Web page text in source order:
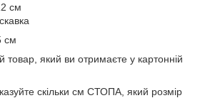
см
см
який ви отримаєте у картонній
скільки см СТОПА, який розмір